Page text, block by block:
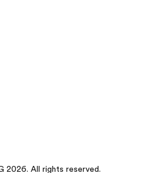
경우에는 정정 처리결과
다. 단, 법률에 의거하거
사기관의 서면요구가 있는
2026. All rights reserved.